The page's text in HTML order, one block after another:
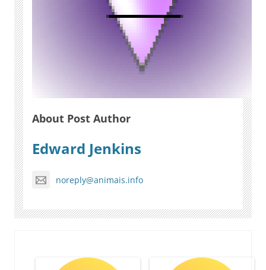
About Post Author
Edward Jenkins
noreply@animais.info